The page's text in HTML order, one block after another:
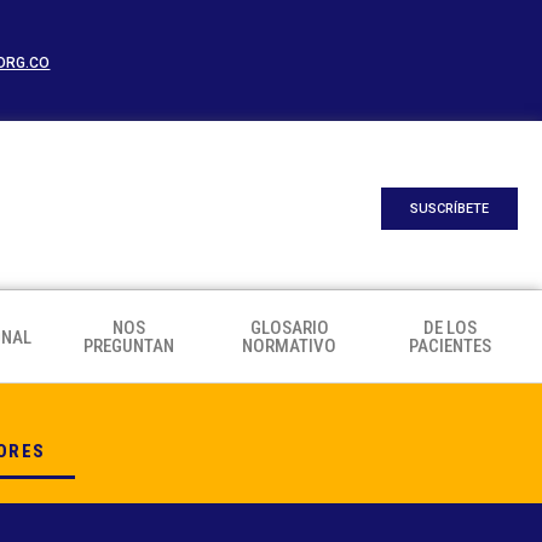
SUSCRÍBETE
NOS
PREGUNTAN
GLOSARIO
NORMATIVO
DE LOS
PACIENTES